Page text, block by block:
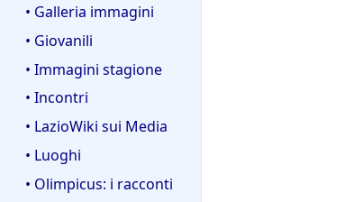
• Galleria immagini
• Giovanili
• Immagini stagione
• Incontri
• LazioWiki sui Media
• Luoghi
• Olimpicus: i racconti